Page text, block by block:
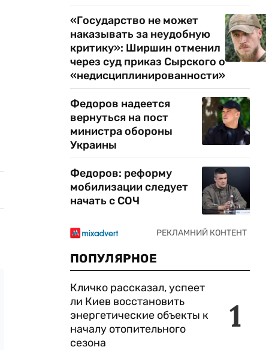
«Государство не может
наказывать за неудобную
критику»: Ширшин отменил
через суд приказ Сырского о
«недисциплинированности»
Федоров надеется
вернуться на пост
министра обороны
Украины
Федоров: реформу
мобилизации следует
начать с СОЧ
ПОПУЛЯРНОЕ
1
Кличко рассказал, успеет
ли Киев восстановить
энергетические объекты к
началу отопительного
сезона